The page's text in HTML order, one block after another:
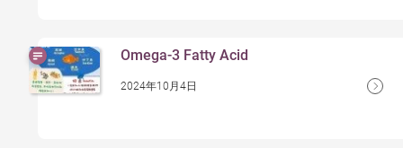
Omega-3 Fatty Acid
2024年10月4日